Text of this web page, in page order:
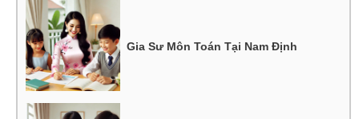
Gia Sư Môn Toán Tại Nam Định